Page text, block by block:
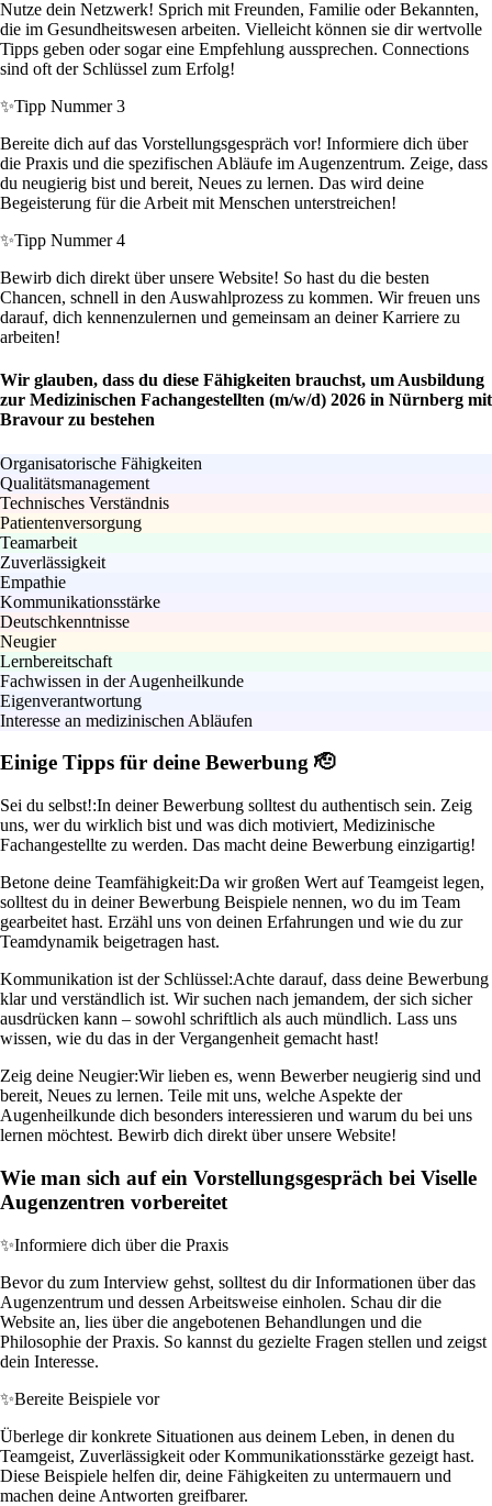
Nutze dein Netzwerk! Sprich mit Freunden, Familie oder Bekannten,
die im Gesundheitswesen arbeiten. Vielleicht können sie dir wertvolle
Tipps geben oder sogar eine Empfehlung aussprechen. Connections
sind oft der Schlüssel zum Erfolg!
✨Tipp Nummer 3
Bereite dich auf das Vorstellungsgespräch vor! Informiere dich über
die Praxis und die spezifischen Abläufe im Augenzentrum. Zeige, dass
du neugierig bist und bereit, Neues zu lernen. Das wird deine
Begeisterung für die Arbeit mit Menschen unterstreichen!
✨Tipp Nummer 4
Bewirb dich direkt über unsere Website! So hast du die besten
Chancen, schnell in den Auswahlprozess zu kommen. Wir freuen uns
darauf, dich kennenzulernen und gemeinsam an deiner Karriere zu
arbeiten!
Wir glauben, dass du diese Fähigkeiten brauchst, um Ausbildung
zur Medizinischen Fachangestellten (m/w/d) 2026 in Nürnberg mit
Bravour zu bestehen
Organisatorische Fähigkeiten
Qualitätsmanagement
Technisches Verständnis
Patientenversorgung
Teamarbeit
Zuverlässigkeit
Empathie
Kommunikationsstärke
Deutschkenntnisse
Neugier
Lernbereitschaft
Fachwissen in der Augenheilkunde
Eigenverantwortung
Interesse an medizinischen Abläufen
Einige Tipps für deine Bewerbung 🫡
Sei du selbst!:In deiner Bewerbung solltest du authentisch sein. Zeig
uns, wer du wirklich bist und was dich motiviert, Medizinische
Fachangestellte zu werden. Das macht deine Bewerbung einzigartig!
Betone deine Teamfähigkeit:Da wir großen Wert auf Teamgeist legen,
solltest du in deiner Bewerbung Beispiele nennen, wo du im Team
gearbeitet hast. Erzähl uns von deinen Erfahrungen und wie du zur
Teamdynamik beigetragen hast.
Kommunikation ist der Schlüssel:Achte darauf, dass deine Bewerbung
klar und verständlich ist. Wir suchen nach jemandem, der sich sicher
ausdrücken kann – sowohl schriftlich als auch mündlich. Lass uns
wissen, wie du das in der Vergangenheit gemacht hast!
Zeig deine Neugier:Wir lieben es, wenn Bewerber neugierig sind und
bereit, Neues zu lernen. Teile mit uns, welche Aspekte der
Augenheilkunde dich besonders interessieren und warum du bei uns
lernen möchtest. Bewirb dich direkt über unsere Website!
Wie man sich auf ein Vorstellungsgespräch bei Viselle
Augenzentren vorbereitet
✨Informiere dich über die Praxis
Bevor du zum Interview gehst, solltest du dir Informationen über das
Augenzentrum und dessen Arbeitsweise einholen. Schau dir die
Website an, lies über die angebotenen Behandlungen und die
Philosophie der Praxis. So kannst du gezielte Fragen stellen und zeigst
dein Interesse.
✨Bereite Beispiele vor
Überlege dir konkrete Situationen aus deinem Leben, in denen du
Teamgeist, Zuverlässigkeit oder Kommunikationsstärke gezeigt hast.
Diese Beispiele helfen dir, deine Fähigkeiten zu untermauern und
machen deine Antworten greifbarer.